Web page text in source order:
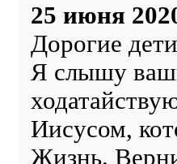
25 июня
Дорогие
Я слышу
Иисусом,
Жизнь.